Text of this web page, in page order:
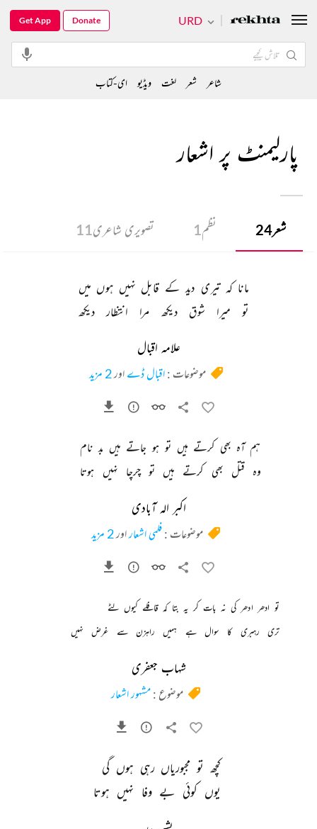
پارلیمنٹ پر اشعار
شعر24 نظم1 تصویری شاعری11
مانا کہ تیری دید کے قابل نہیں ہوں میں
تو
میرا شوق دیکھ مرا انتظار دیکھ
علامہ اقبال
موضوعات :اقبال ڈے اور2 مزید
ہم آہ بھی کرتے ہیں تو ہو جاتے ہیں بد نام
وہ قتل بھی کرتے ہیں تو چرچا نہیں ہوتا
اکبر الہ آبادی
موضوعات :فلمی اشعاراور2 مزید
تو ادھر ادھر کی نہ بات کر یہ بتا کہ قافلے کیوں لٹے
تری
رہبری کا سوال ہے ہمیں راہزن سے غرض نہیں
شہاب جعفری
موضوع :مشہور اشعار
کچھ تو مجبوریاں رہی ہوں گی
یوں کوئی بے وفا نہیں ہوتا
URD
Get App Donate
شاعر شعر لغت ویڈیو ای-کتاب